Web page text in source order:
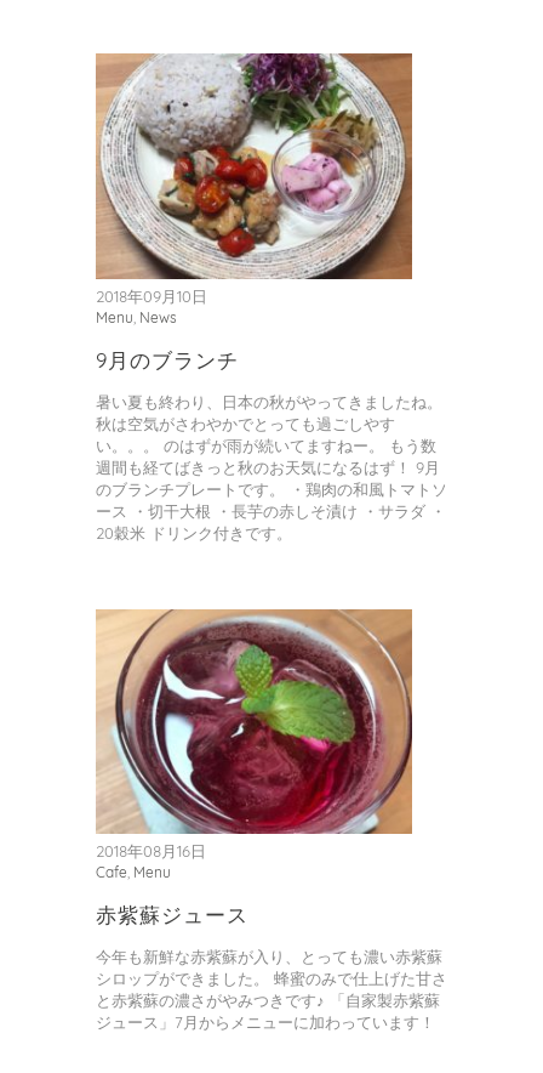
2018年09月10日
Menu News
9月のブランチ
暑い夏も終わり、日本の秋がやってきましたね。
秋は空気がさわやかでとっても過ごしやす
い。。。 のはずが雨が続いてますねー。 もう数
週間も経てばきっと秋のお天気になるはず！ 9月
のブランチプレートです。 ・鶏肉の和風トマトソ
ース ・切干大根 ・長芋の赤しそ漬け ・サラダ ・
20穀米 ドリンク付きです。
2018年08月16日
Cafe, Menu
赤紫蘇ジュース
今年も新鮮な赤紫蘇が入り、とっても濃い赤紫蘇
シロップができました。 蜂蜜のみで仕上げた甘さ
と赤紫蘇の濃さがやみつきです♪ 「自家製赤紫蘇
ジュース」7月からメニューに加わっています！